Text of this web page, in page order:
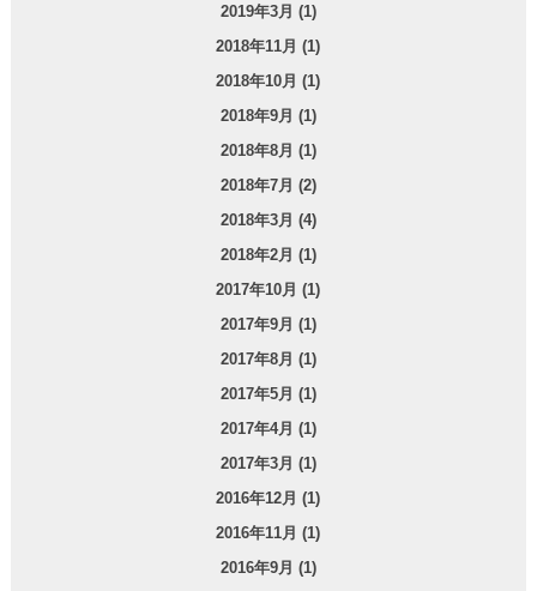
2019年3月 (1)
2018年11月 (1)
2018年10月 (1)
2018年9月 (1)
2018年8月 (1)
2018年7月 (2)
2018年3月 (4)
2018年2月 (1)
2017年10月 (1)
2017年9月 (1)
2017年8月 (1)
2017年5月 (1)
2017年4月 (1)
2017年3月 (1)
2016年12月 (1)
2016年11月 (1)
2016年9月 (1)